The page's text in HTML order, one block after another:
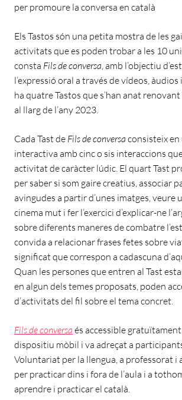
per promoure la conversa en català
Els Tastos són una petita mostra de les
activitats que es poden trobar a les 10
consta Fils de conversa , amb l’objectiu
l’expressió oral a través de vídeos,
ha quatre Tastos que s’han anat
al llarg de l’any 2023.
Cada Tast de Fils de conversa consisteix
interactiva amb cinc o sis interaccions
activitat de caràcter lúdic. El quart Tast
per saber si som gaire creatius, associar
avingudes a partir d’unes imatges, veure
cinema mut i fer l’exercici d’explicar-ne
sobre diferents maneres de combatre
convida a relacionar frases fetes sobre
significat que correspon a cadascuna
Quan les persones que entren al Tast
en algun dels temes proposats, poden
d’activitats del fil sobre el tema concret.
Fils de conversa és accessible
dispositiu mòbil i va adreçat a
Voluntariat per la llengua, a professorat i
per practicar dins i fora de l’aula i a
aprendre i practicar el català.